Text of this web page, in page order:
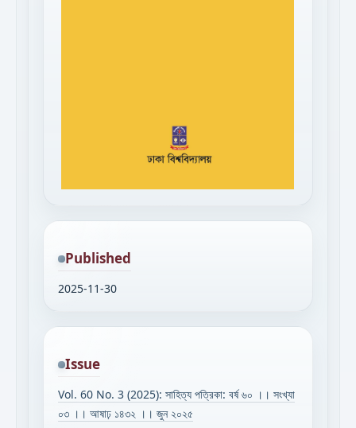
Published
2025-11-30
Issue
Vol. 60 No. 3 (2025): সাহিত্য পত্রিকা: বর্ষ ৬০ ।। সংখ্যা
০৩ ।। আষাঢ় ১৪৩২ ।। জুন ২০২৫